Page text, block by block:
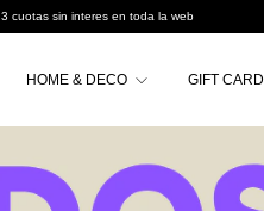
3 cuotas sin interes en toda la web
HOME & DECO GIFT CARD